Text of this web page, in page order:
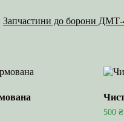
Запчастини до борони
500₴